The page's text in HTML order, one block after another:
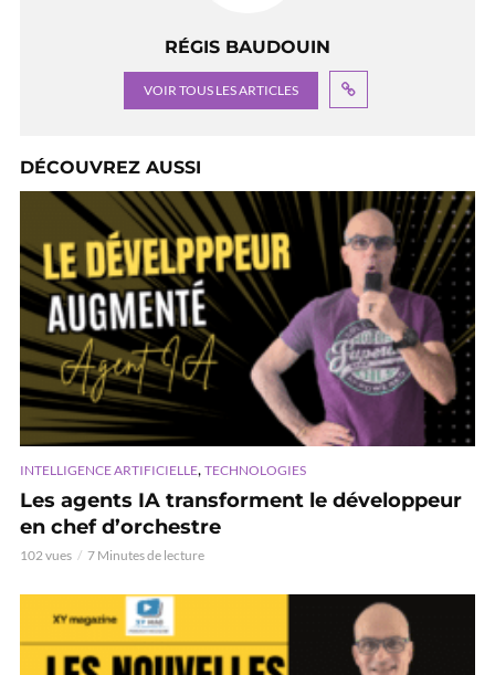
RÉGIS BAUDOUIN
VOIR TOUS LES ARTICLES
DÉCOUVREZ AUSSI
INTELLIGENCE ARTIFICIELLE, TECHNOLOGIES
Les agents IA transforment le développeur
en chef d’orchestre
102 vues 7 Minutes de lecture